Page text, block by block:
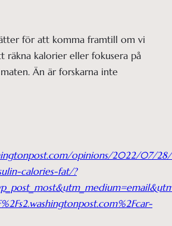
för att komma framtill om vi
räkna kalorier eller fokusera på
Än är forskarna inte
opinions/2022/07/
calories-fat/?